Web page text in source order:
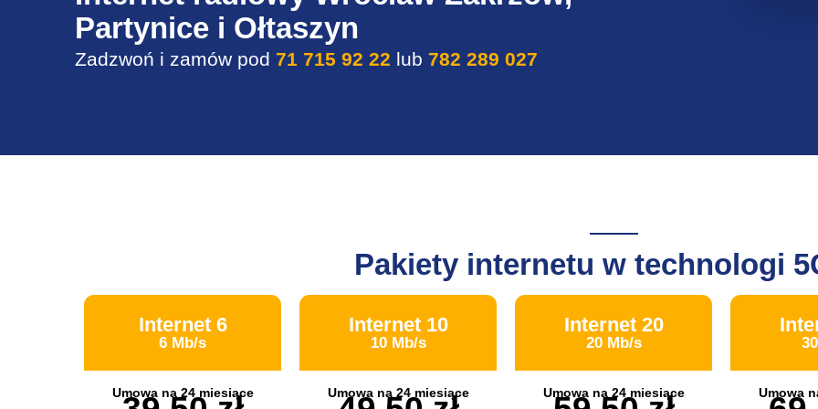
Partynice i Ołtaszyn
Zadzwoń i zamów pod 71 715 92 22 lub 782 289 027
Pakiety internetu w technologi
Internet 6
6 Mb/s
Umowa na 24 miesiące
Internet 10
10 Mb/s
Umowa na 24 miesiące
Internet 20
20 Mb/s
Umowa na 24 miesiące Umowa